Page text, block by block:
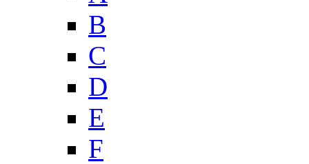
B
C
D
E
F